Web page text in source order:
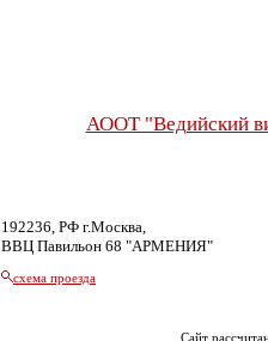
АООТ "Ведийский
192236, РФ г.Москва,
ВВЦ Павильон 68 "АРМЕНИЯ"
схема проезда
Сайт